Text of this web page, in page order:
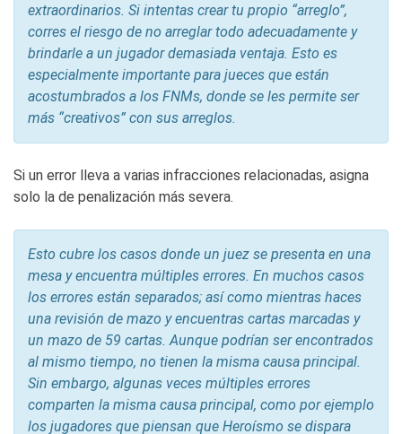
extraordinarios. Si intentas crear tu propio “arreglo”,
corres el riesgo de no arreglar todo adecuadamente y
brindarle a un jugador demasiada ventaja. Esto es
especialmente importante para jueces que están
acostumbrados a los FNMs, donde se les permite ser
más “creativos” con sus arreglos.
Si un error lleva a varias infracciones relacionadas, asigna
solo la de penalización más severa.
Esto cubre los casos donde un juez se presenta en una
mesa y encuentra múltiples errores. En muchos casos
los errores están separados; así como mientras haces
una revisión de mazo y encuentras cartas marcadas y
un mazo de 59 cartas. Aunque podrían ser encontrados
al mismo tiempo, no tienen la misma causa principal.
Sin embargo, algunas veces múltiples errores
comparten la misma causa principal, ­como por ejemplo
los jugadores que piensan que Heroísmo se dispara